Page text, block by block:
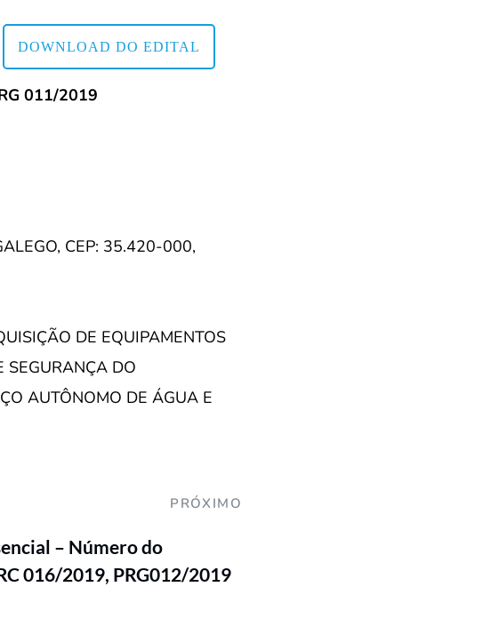
DOWNLOAD DO EDITAL
011/2019
CEP: 35.420-000,
DE EQUIPAMENTOS
SEGURANÇA DO
AUTÔNOMO DE ÁGUA E
PRÓXIMO
– Número do
016/2019, PRG012/2019